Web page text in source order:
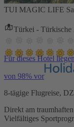
TUI MAGIC LIFE
Türkei - Türkische
Für dieses Hotel
von 98% vor
8-tägige Flugreise,
Direkt am
Vielfältiges